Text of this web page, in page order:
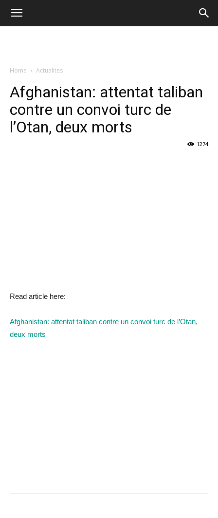
Home Actualites
Afghanistan: attentat taliban
contre un convoi turc de
l’Otan, deux morts
1274
Read article here:
Afghanistan: attentat taliban contre un convoi turc de l’Otan,
deux morts